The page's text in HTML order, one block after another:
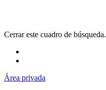
Cerrar este cuadro de búsqueda.
Área privada